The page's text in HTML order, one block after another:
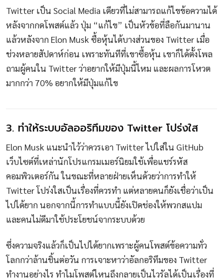
Twitter เป็น Social Media เดียวที่ไม่สามารถแก้ไขข้อความได้
หลังจากกดโพสต์แล้ว ปุ่ม “แก้ไข” เป็นหัวข้อที่ลือกันมานาน
แล้วหลังจาก Elon Musk ซื้อหุ้นได้บางส่วนของ Twitter เมื่อ
ช่วงหลายสัปดาห์ก่อน เพราะทันทีที่เขาซื้อหุ้น เขาก็ได้ตั้งโพล
ถามผู้คนใน Twitter ว่าอยากให้มีปุ่มนี้ไหม และผลการโหวต
มากกว่า 70% อยากให้มีปุ่มแก้ไข
3. ทำให้ระบบอัลออริทึมของ Twitter โปร่งใส
Elon Musk แนะนำไว้ว่าควรเอา Twitter ไปใส่ใน GitHub
เว็บไซต์ที่เหล่านักโปรแกรมเมอร์นิยมใช้เพื่อแชร์รหัส
คอมพิวเตอร์กัน ในขณะที่หลายฝ่ายเห็นด้วยว่าการทำให้
Twitter โปร่งใสเป็นเรื่องที่ควรทำ แต่หลายคนก็ยังเชื่อว่าเป็น
ไปได้ยาก นอกจากนี้การทำแบบนี้ยังเปิดช่องให้พวกสแปม
และคนไม่ดีมาใช้ประโยชน์จากระบบด้วย
ซึ่งความจริงแล้วก็เป็นไปได้ยากเพราะผู้คนโพสต์ข้อความทั่ว
โลกกว่าล้านชิ้นต่อวัน การเจาะหาว่าอัลกอริทึมของ Twitter
ทำงานอย่างไร ทำไมโพสต์ไหนถึงกลายเป็นไวรัลได้เป็นเรื่องที่